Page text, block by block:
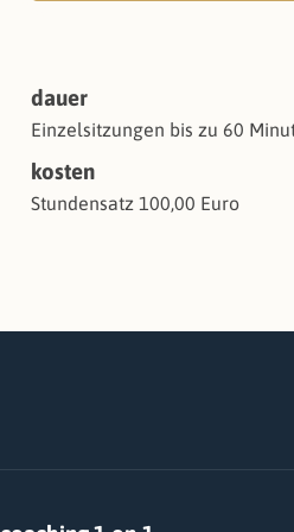
dauer
Einzelsitzungen bis zu 60
kosten
Stundensatz 100,00 Euro